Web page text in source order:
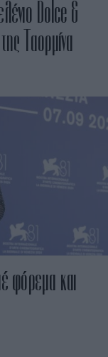
Dolce &
Ταορμίνα
φόρεμα και